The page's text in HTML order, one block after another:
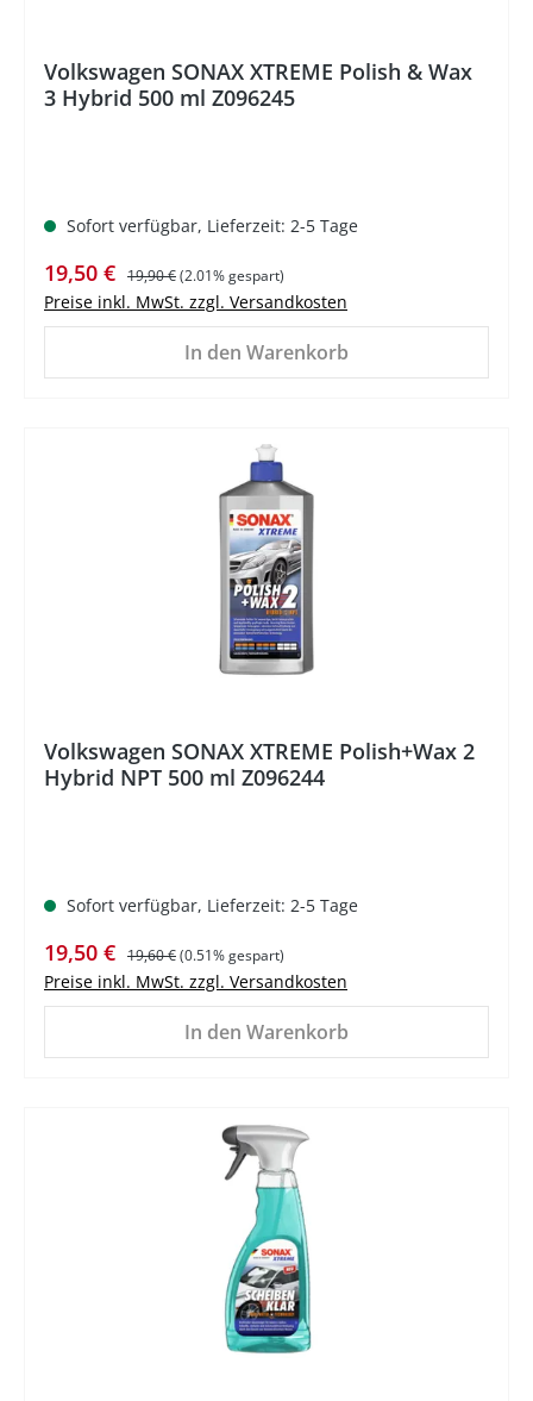
Volkswagen SONAX XTREME Polish & Wax
3 Hybrid 500 ml Z096245
Sofort verfügbar, Lieferzeit: 2-5 Tage
Verkaufspreis:
19,50 € Regulärer Preis:
19,90 €(2.01% gespart)
Preise inkl. MwSt. zzgl. Versandkosten
In den Warenkorb
Volkswagen SONAX XTREME Polish+Wax 2
Hybrid NPT 500 ml Z096244
Sofort verfügbar, Lieferzeit: 2-5 Tage
Verkaufspreis:
19,50 € Regulärer Preis:
19,60 €(0.51% gespart)
Preise inkl. MwSt. zzgl. Versandkosten
In den Warenkorb